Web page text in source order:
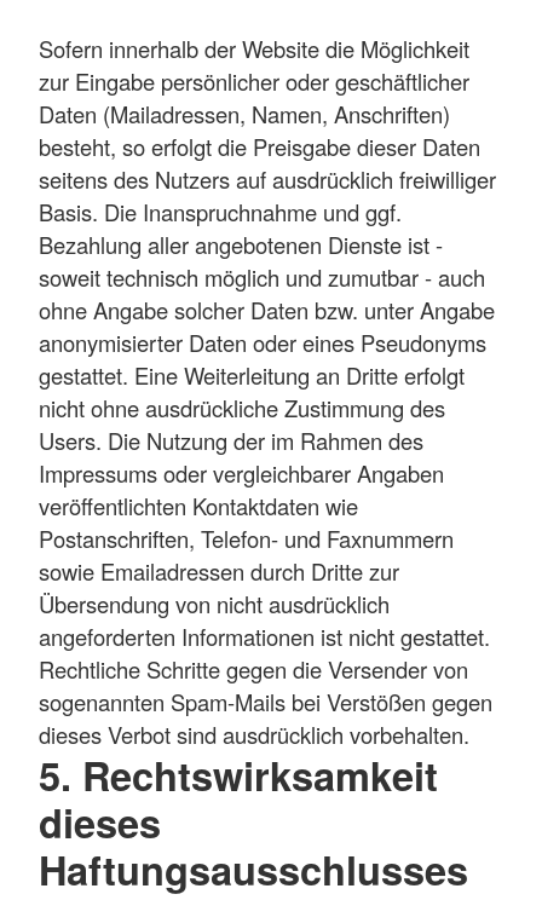
Sofern innerhalb der Website die Möglichkeit
zur Eingabe persönlicher oder geschäftlicher
Daten (Mailadressen, Namen, Anschriften)
besteht, so erfolgt die Preisgabe dieser Daten
seitens des Nutzers auf ausdrücklich freiwilliger
Basis. Die Inanspruchnahme und ggf.
Bezahlung aller angebotenen Dienste ist -
soweit technisch möglich und zumutbar - auch
ohne Angabe solcher Daten bzw. unter Angabe
anonymisierter Daten oder eines Pseudonyms
gestattet. Eine Weiterleitung an Dritte erfolgt
nicht ohne ausdrückliche Zustimmung des
Users. Die Nutzung der im Rahmen des
Impressums oder vergleichbarer Angaben
veröffentlichten Kontaktdaten wie
Postanschriften, Telefon- und Faxnummern
sowie Emailadressen durch Dritte zur
Übersendung von nicht ausdrücklich
angeforderten Informationen ist nicht gestattet.
Rechtliche Schritte gegen die Versender von
sogenannten Spam-Mails bei Verstößen gegen
dieses Verbot sind ausdrücklich vorbehalten.
5. Rechtswirksamkeit
dieses
Haftungsausschlusses